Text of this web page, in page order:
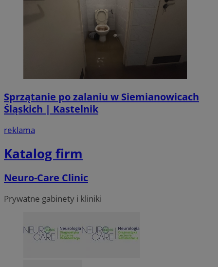
Sprzątanie po zalaniu w Siemianowicach
Śląskich | Kastelnik
reklama
Katalog firm
Neuro-Care Clinic
Prywatne gabinety i kliniki